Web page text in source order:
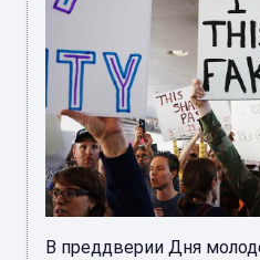
В преддверии Дня